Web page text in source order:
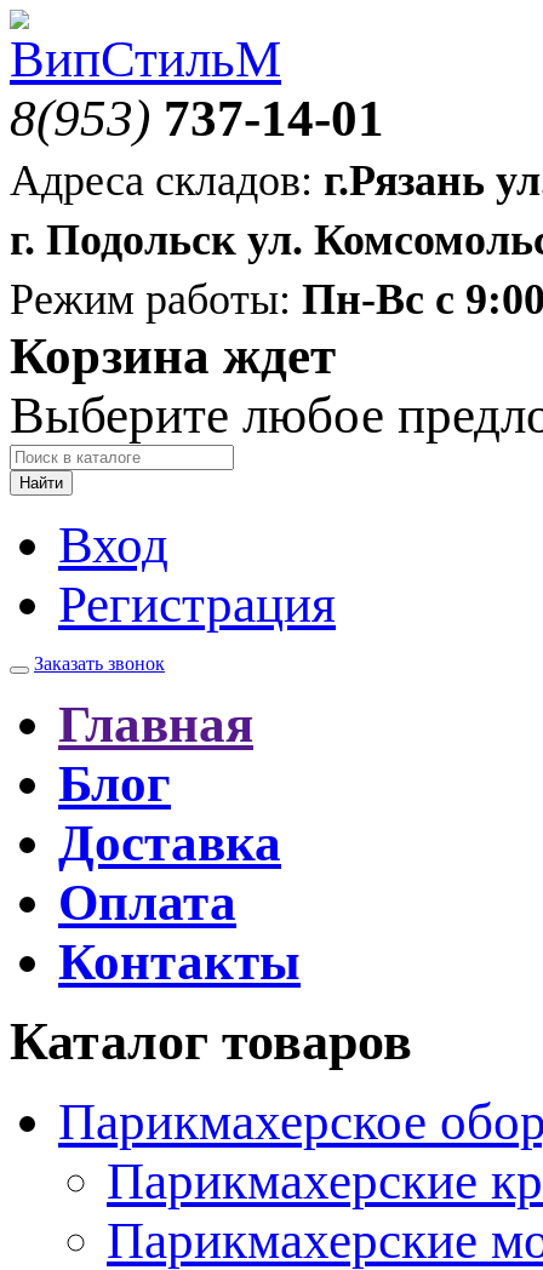
8(953) 737-14-01
Адреса складов: г.Рязань
г. Подольск ул.
Режим работы: Пн-Вс с
Корзина ждет
Выберите любое
Найти
Вход
Регистрация
Заказать звонок
Главная
Блог
Доставка
Оплата
Контакты
Каталог товаров
Парикмахерское
Парикмахерские
Парикмахерские